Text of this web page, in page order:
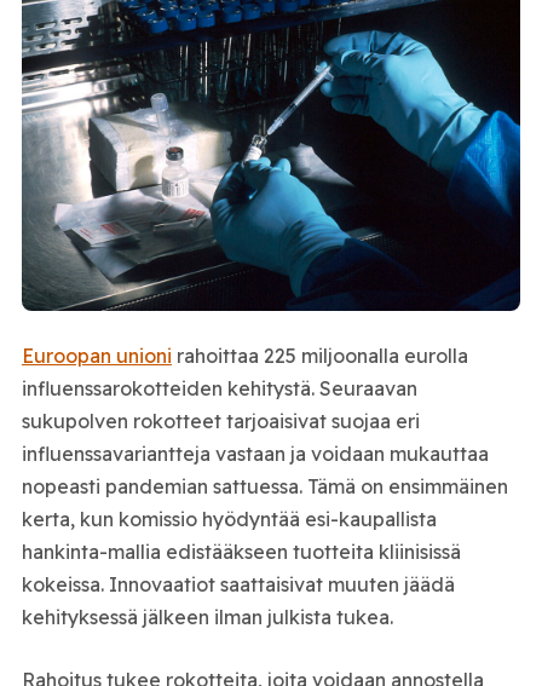
Euroopan unioni rahoittaa 225 miljoonalla eurolla
influenssarokotteiden kehitystä. Seuraavan
sukupolven rokotteet tarjoaisivat suojaa eri
influenssavariantteja vastaan ja voidaan mukauttaa
nopeasti pandemian sattuessa. Tämä on ensimmäinen
kerta, kun komissio hyödyntää esi-kaupallista
hankinta-mallia edistääkseen tuotteita kliinisissä
kokeissa. Innovaatiot saattaisivat muuten jäädä
kehityksessä jälkeen ilman julkista tukea.
Rahoitus tukee rokotteita, joita voidaan annostella